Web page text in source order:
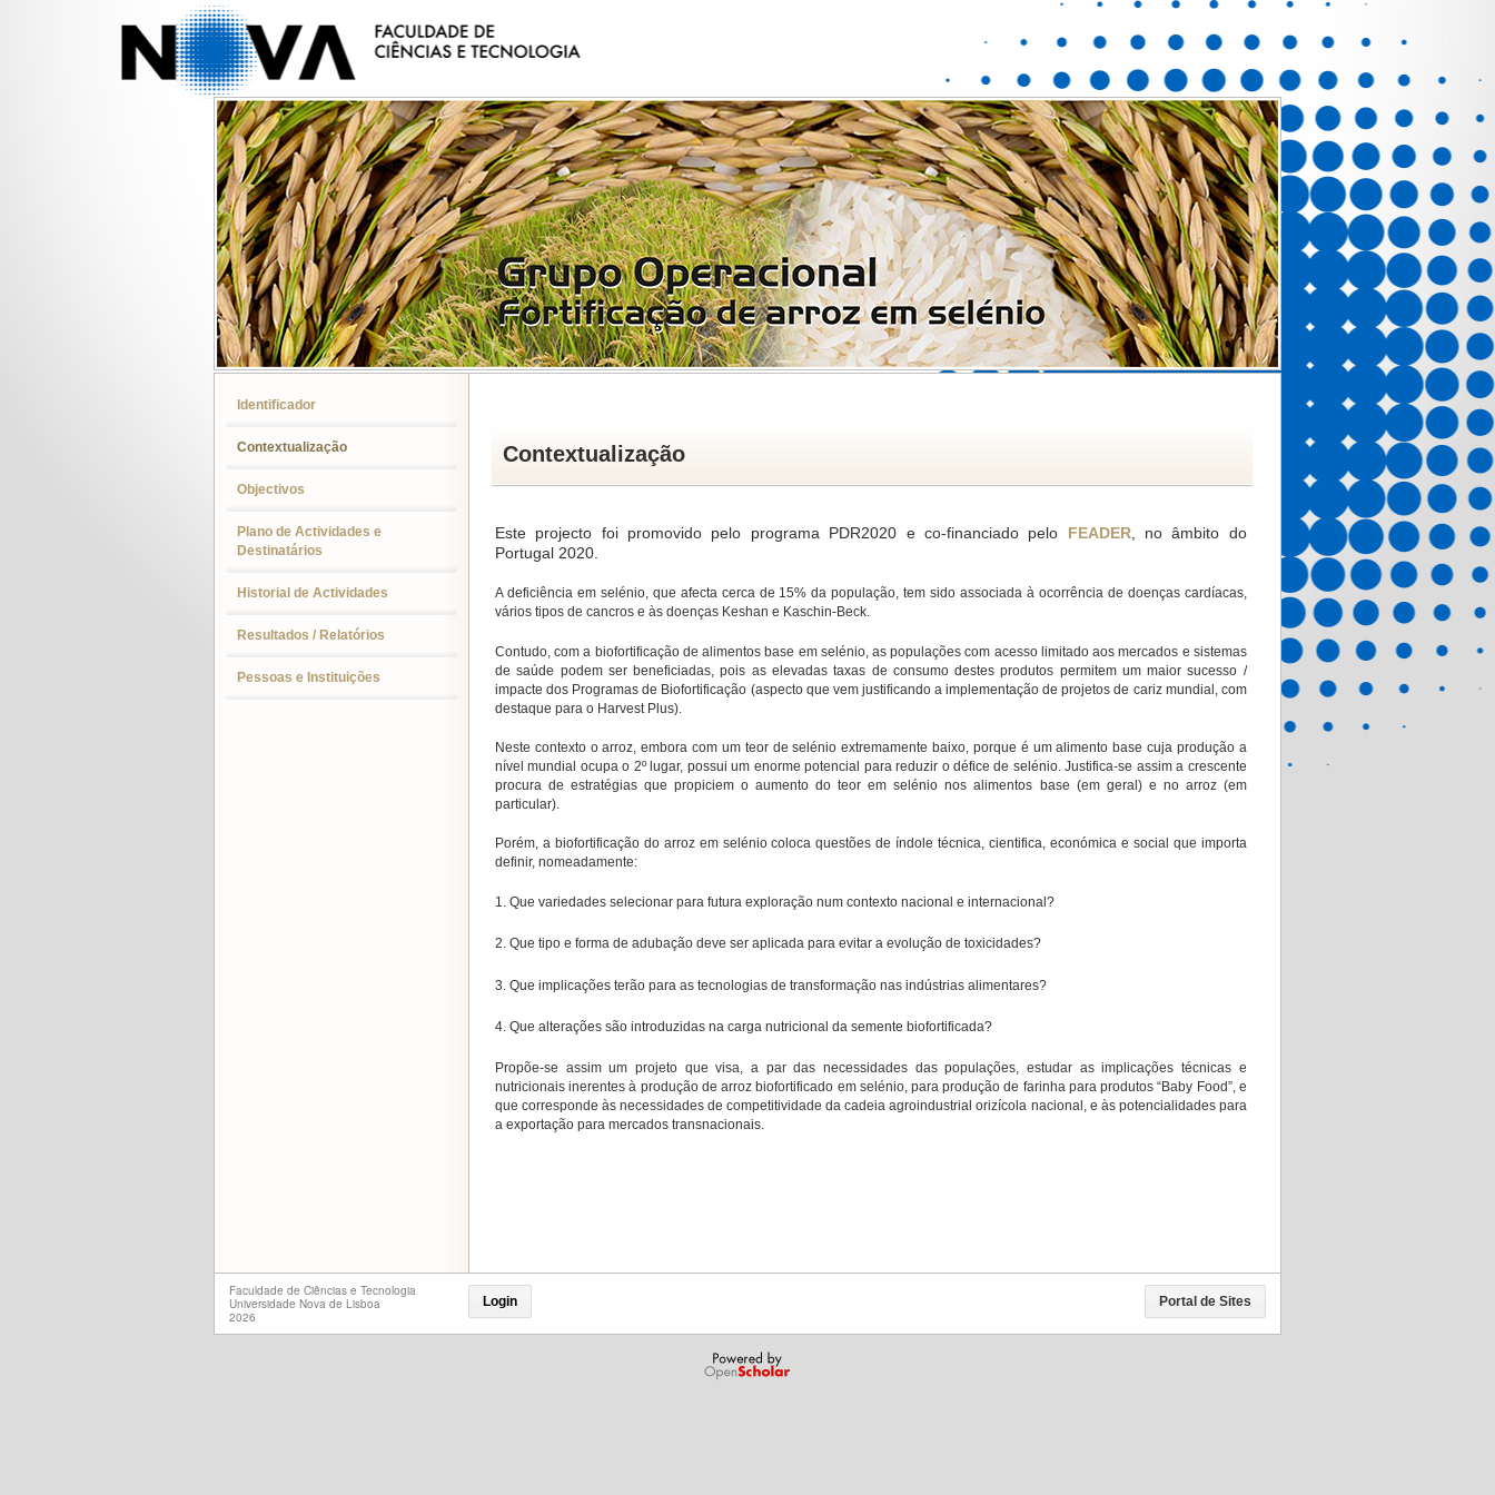
Contextualização
Este projecto foi promovido pelo programa PDR2020 e co-financiado pelo FEADER, no âmbito do
Portugal 2020.
A deficiência em selénio, que afecta cerca de 15% da população, tem sido associada à ocorrência de doenças cardíacas,
vários tipos de cancros e às doenças Keshan e Kaschin-Beck.
Contudo, com a biofortificação de alimentos base em selénio, as populações com acesso limitado aos mercados e sistemas
de saúde podem ser beneficiadas, pois as elevadas taxas de consumo destes produtos permitem um maior sucesso /
impacte dos Programas de Biofortificação (aspecto que vem justificando a implementação de projetos de cariz mundial, com
destaque para o Harvest Plus).
Neste contexto o arroz, embora com um teor de selénio extremamente baixo, porque é um alimento base cuja produção a
nível mundial ocupa o 2º lugar, possui um enorme potencial para reduzir o défice de selénio. Justifica-se assim a crescente
procura de estratégias que propiciem o aumento do teor em selénio nos alimentos base (em geral) e no arroz (em
particular).
Porém, a biofortificação do arroz em selénio coloca questões de índole técnica, cientifica, económica e social que importa
definir, nomeadamente:
1. Que variedades selecionar para futura exploração num contexto nacional e internacional?
2. Que tipo e forma de adubação deve ser aplicada para evitar a evolução de toxicidades?
3. Que implicações terão para as tecnologias de transformação nas indústrias alimentares?
4. Que alterações são introduzidas na carga nutricional da semente biofortificada?
Propõe-se assim um projeto que visa, a par das necessidades das populações, estudar as implicações técnicas e
nutricionais inerentes à produção de arroz biofortificado em selénio, para produção de farinha para produtos “Baby Food”, e
que corresponde às necessidades de competitividade da cadeia agroindustrial orizícola nacional, e às potencialidades para
a exportação para mercados transnacionais.
Identificador
Contextualização
Objectivos
Plano de Actividades e
Destinatários
Historial de Actividades
Resultados / Relatórios
Pessoas e Instituições
Faculdade de Ciências e Tecnologia
Universidade Nova de Lisboa
2026
Login Portal de Sites